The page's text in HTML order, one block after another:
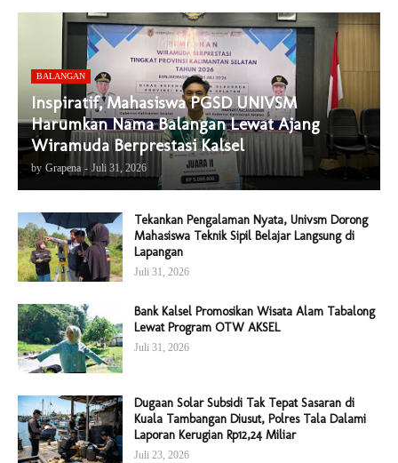
BALANGAN
Inspiratif, Mahasiswa PGSD UNIVSM
Harumkan Nama Balangan Lewat Ajang
Wiramuda Berprestasi Kalsel
by Grapena - Juli 31, 2026
Tekankan Pengalaman Nyata, Univsm Dorong
Mahasiswa Teknik Sipil Belajar Langsung di
Lapangan
Juli 31, 2026
Bank Kalsel Promosikan Wisata Alam Tabalong
Lewat Program OTW AKSEL
Juli 31, 2026
Dugaan Solar Subsidi Tak Tepat Sasaran di
Kuala Tambangan Diusut, Polres Tala Dalami
Laporan Kerugian Rp12,24 Miliar
Juli 23, 2026